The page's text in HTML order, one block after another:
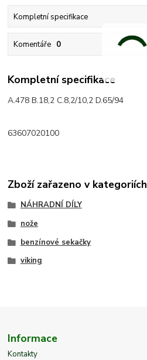
Kompletní specifikace
Komentáře 0
Kompletní specifikace
A.478 B.18,2 C.8,2/10,2 D.65/94
63607020100
Zboží zařazeno v kategoriích
NÁHRADNÍ DÍLY
nože
benzínové sekačky
viking
Informace
Kontakty